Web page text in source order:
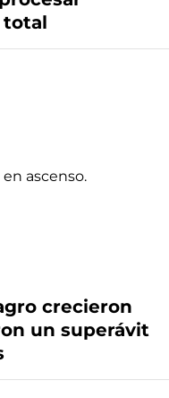
total
crecieron
un superávit